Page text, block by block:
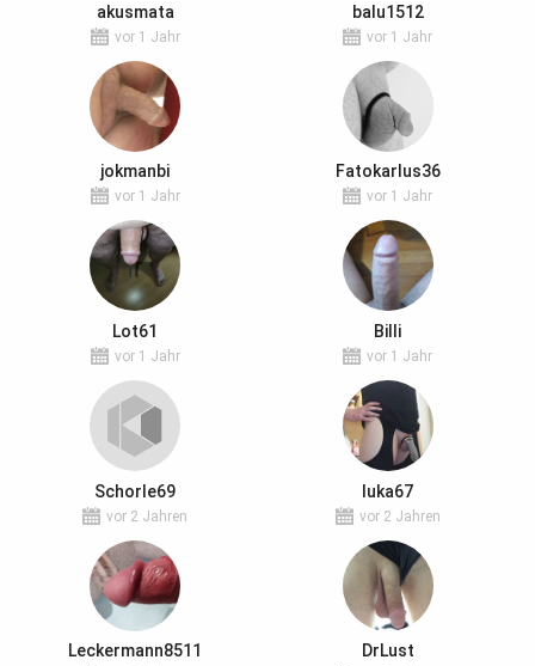
akusmata
vor 1 Jahr
balu1512
vor 1 Jahr
jokmanbi
vor 1 Jahr
Fatokarlus36
vor 1 Jahr
Lot61
vor 1 Jahr
Billi
vor 1 Jahr
Schorle69
vor 2 Jahren
luka67
vor 2 Jahren
Leckermann8511 DrLust